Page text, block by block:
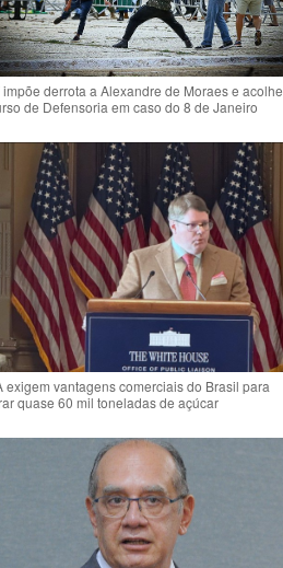
impõe derrota a Alexandre de Moraes e acolhe
de Defensoria em caso do 8 de Janeiro
exigem vantagens comerciais do Brasil para
quase 60 mil toneladas de açúcar